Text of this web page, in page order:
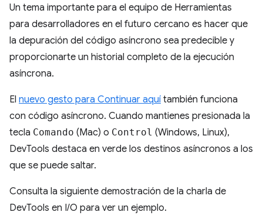
Un tema importante para el equipo de Herramientas
para desarrolladores en el futuro cercano es hacer que
la depuración del código asíncrono sea predecible y
proporcionarte un historial completo de la ejecución
asíncrona.
El nuevo gesto para Continuar aquí también funciona
con código asíncrono. Cuando mantienes presionada la
tecla Comando (Mac) o Control (Windows, Linux),
DevTools destaca en verde los destinos asíncronos a los
que se puede saltar.
Consulta la siguiente demostración de la charla de
DevTools en I/O para ver un ejemplo.